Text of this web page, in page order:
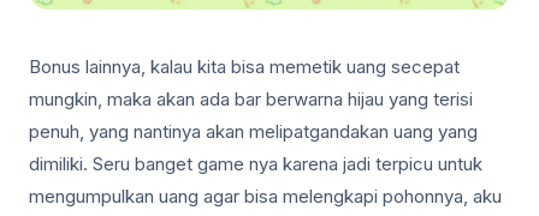
Bonus lainnya, kalau kita bisa memetik uang secepat
mungkin, maka akan ada bar berwarna hijau yang terisi
penuh, yang nantinya akan melipatgandakan uang yang
dimiliki. Seru banget game nya karena jadi terpicu untuk
mengumpulkan uang agar bisa melengkapi pohonnya, aku